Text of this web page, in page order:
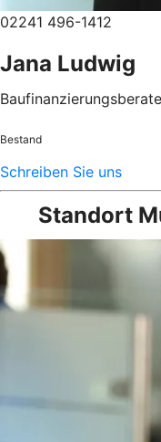
02241 496-1412
Jana Ludwig
Bestand
Schreiben Sie uns
Standort